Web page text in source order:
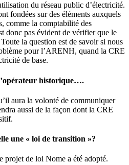
du réseau public d’électricité.
fondées sur des éléments auxquels
comme la comptabilité des
donc pas évident de vérifier que le
la question est de savoir si nous
pour l’ARENH, quand la CRE
de base.
historique….
aura la volonté de communiquer
aussi de la façon dont la CRE
une « loi de transition »?
projet de loi Nome a été adopté.